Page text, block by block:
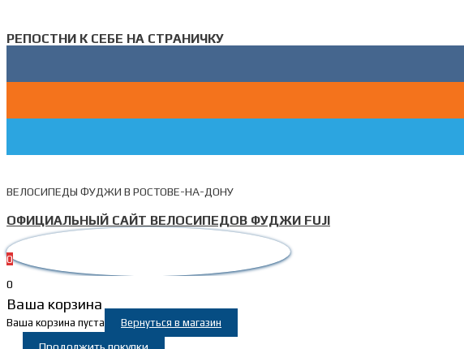
РЕПОСТНИ К СЕБЕ НА СТРАНИЧКУ
ВЕЛОСИПЕДЫ ФУДЖИ В РОСТОВЕ-НА-ДОНУ
ОФИЦИАЛЬНЫЙ САЙТ ВЕЛОСИПЕДОВ ФУДЖИ FUJI
0
0
Ваша корзина
Ваша корзина пуста Вернуться в магазин